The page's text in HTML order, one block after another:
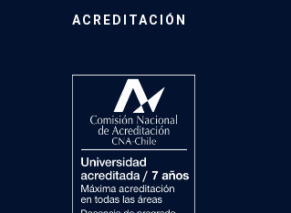
ACREDITACIÓN